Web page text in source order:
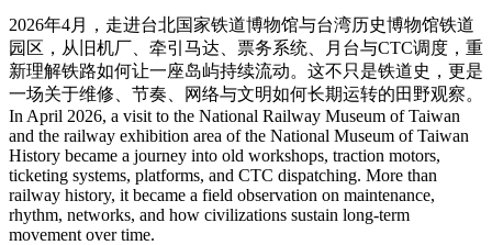
2026年4月，走进台北国家铁道博物馆与台湾历史博物馆铁道
园区，从旧机厂、牵引马达、票务系统、月台与CTC调度，重
新理解铁路如何让一座岛屿持续流动。这不只是铁道史，更是
一场关于维修、节奏、网络与文明如何长期运转的田野观察。
In April 2026, a visit to the National Railway Museum of Taiwan
and the railway exhibition area of the National Museum of Taiwan
History became a journey into old workshops, traction motors,
ticketing systems, platforms, and CTC dispatching. More than
railway history, it became a field observation on maintenance,
rhythm, networks, and how civilizations sustain long-term
movement over time.